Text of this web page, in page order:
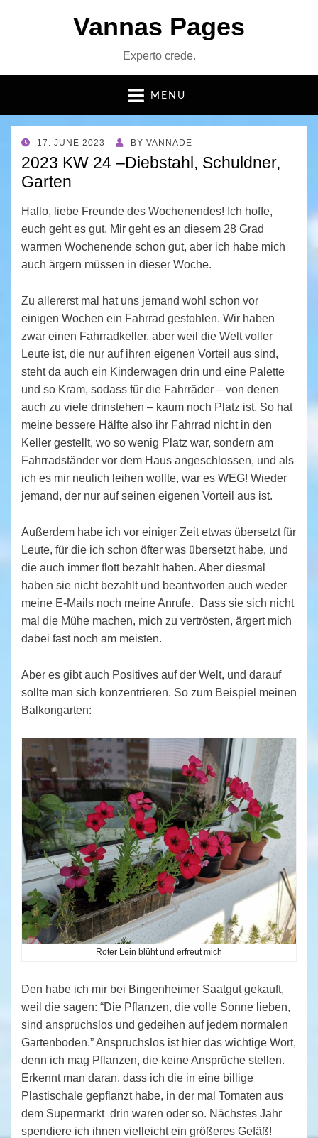
Vannas Pages
Experto crede.
MENU
POSTED
ON
17. JUNE 2023 BY VANNADE
2023 KW 24 –Diebstahl, Schuldner,
Garten
Hallo, liebe Freunde des Wochenendes! Ich hoffe,
euch geht es gut. Mir geht es an diesem 28 Grad
warmen Wochenende schon gut, aber ich habe mich
auch ärgern müssen in dieser Woche.
Zu allererst mal hat uns jemand wohl schon vor
einigen Wochen ein Fahrrad gestohlen. Wir haben
zwar einen Fahrradkeller, aber weil die Welt voller
Leute ist, die nur auf ihren eigenen Vorteil aus sind,
steht da auch ein Kinderwagen drin und eine Palette
und so Kram, sodass für die Fahrräder – von denen
auch zu viele drinstehen – kaum noch Platz ist. So hat
meine bessere Hälfte also ihr Fahrrad nicht in den
Keller gestellt, wo so wenig Platz war, sondern am
Fahrradständer vor dem Haus angeschlossen, und als
ich es mir neulich leihen wollte, war es WEG! Wieder
jemand, der nur auf seinen eigenen Vorteil aus ist.
Außerdem habe ich vor einiger Zeit etwas übersetzt für
Leute, für die ich schon öfter was übersetzt habe, und
die auch immer flott bezahlt haben. Aber diesmal
haben sie nicht bezahlt und beantworten auch weder
meine E-Mails noch meine Anrufe. Dass sie sich nicht
mal die Mühe machen, mich zu vertrösten, ärgert mich
dabei fast noch am meisten.
Aber es gibt auch Positives auf der Welt, und darauf
sollte man sich konzentrieren. So zum Beispiel meinen
Balkongarten:
Roter Lein blüht und erfreut mich
Den habe ich mir bei Bingenheimer Saatgut gekauft,
weil die sagen: “Die Pflanzen, die volle Sonne lieben,
sind anspruchslos und gedeihen auf jedem normalen
Gartenboden.” Anspruchslos ist hier das wichtige Wort,
denn ich mag Pflanzen, die keine Ansprüche stellen.
Erkennt man daran, dass ich die in eine billige
Plastischale gepflanzt habe, in der mal Tomaten aus
dem Supermarkt drin waren oder so. Nächstes Jahr
spendiere ich ihnen vielleicht ein größeres Gefäß!